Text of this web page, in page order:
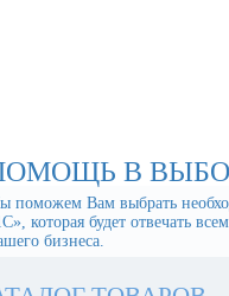
В
поможем Вам выбрать
которая будет отвечать
бизнеса.